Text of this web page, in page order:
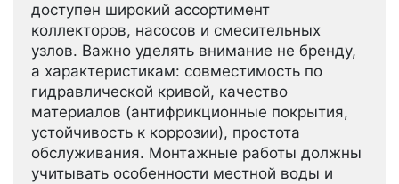
доступен широкий ассортимент
коллекторов, насосов и смесительных
узлов. Важно уделять внимание не бренду,
а характеристикам: совместимость по
гидравлической кривой, качество
материалов (антифрикционные покрытия,
устойчивость к коррозии), простота
обслуживания. Монтажные работы должны
учитывать особенности местной воды и